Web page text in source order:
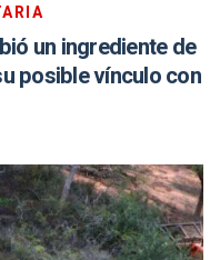
un ingrediente de
posible vínculo con